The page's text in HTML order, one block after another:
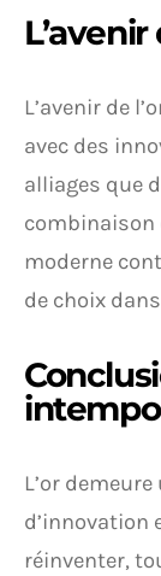
L’avenir de
avec des
alliages que
combinaison
moderne
de choix
L’or
d’innovation
réinventer,